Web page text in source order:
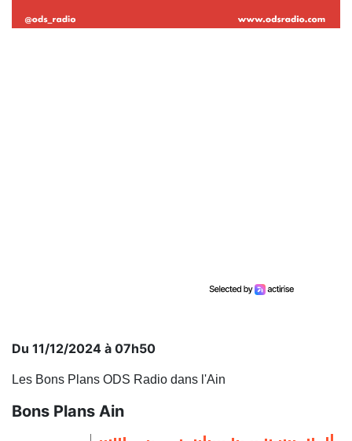
Du 11/12/2024 à 07h50
Les Bons Plans ODS Radio dans l'Ain
Bons Plans Ain